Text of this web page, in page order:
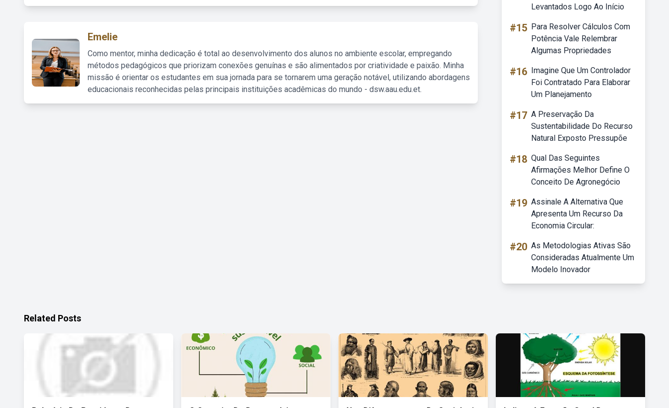
Emelie
Como mentor, minha dedicação é total ao desenvolvimento dos alunos no ambiente escolar, empregando
métodos pedagógicos que priorizam conexões genuínas e são alimentados por criatividade e paixão. Minha
missão é orientar os estudantes em sua jornada para se tornarem uma geração notável, utilizando abordagens
educacionais reconhecidas pelas principais instituições acadêmicas do mundo - dsw.aau.edu.et.
Levantados Logo Ao Início
#15 Para Resolver Cálculos Com
Potência Vale Relembrar
Algumas Propriedades
#16 Imagine Que Um Controlador
Foi Contratado Para Elaborar
Um Planejamento
#17 A Preservação Da
Sustentabilidade Do Recurso
Natural Exposto Pressupõe
#18 Qual Das Seguintes
Afirmações Melhor Define O
Conceito De Agronegócio
#19 Assinale A Alternativa Que
Apresenta Um Recurso Da
Economia Circular:
#20 As Metodologias Ativas São
Consideradas Atualmente Um
Modelo Inovador
Related Posts